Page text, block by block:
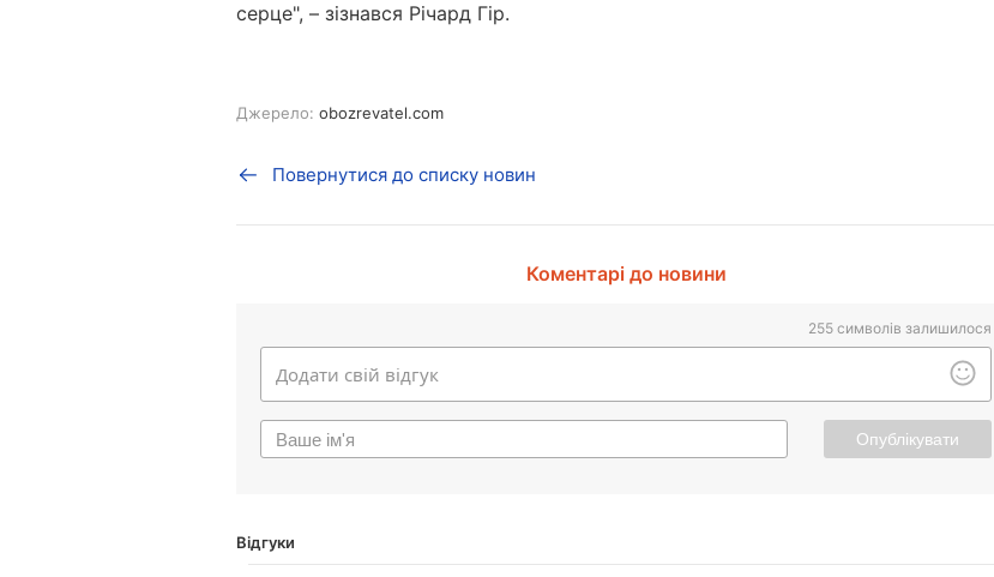
серце", – зізнався Річард Гір.
Джерело: obozrevatel.com
Повернутися до списку новин
Коментарі до новини
255 символів залишилося
Опублікувати
Відгуки